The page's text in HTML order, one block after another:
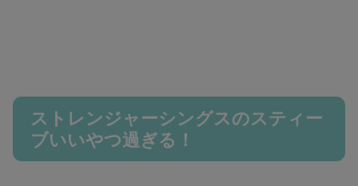
ストレンジャーシングスのスティー
ブいいやつ過ぎる！